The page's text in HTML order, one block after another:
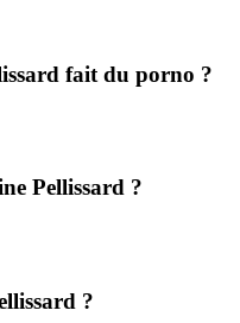
fait du porno ?
Pellissard ?
?